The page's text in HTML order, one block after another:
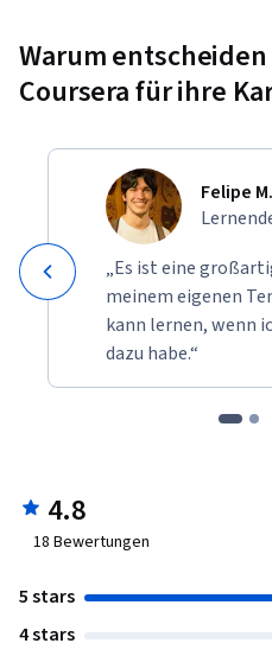
Warum
Coursera für ihre
Felipe M.
„Es ist eine
meinem eigenen
kann lernen, wenn
dazu habe.“
4.8
18 Bewertungen
5 stars
4 stars